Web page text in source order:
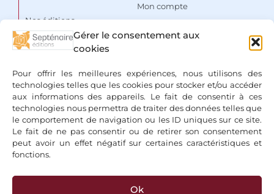
Gérer le consentement aux
cookies
Pour offrir les meilleures expériences, nous utilisons des
technologies telles que les cookies pour stocker et/ou accéder
aux informations des appareils. Le fait de consentir à ces
technologies nous permettra de traiter des données telles que
le comportement de navigation ou les ID uniques sur ce site.
Le fait de ne pas consentir ou de retirer son consentement
peut avoir un effet négatif sur certaines caractéristiques et
fonctions.
Ok
Nos éditions
Auteurs
Espace libraires
Nous contacter
Mon compte
Conditions Générales de
Vente
Mentions légales & Politique
de confidentialité